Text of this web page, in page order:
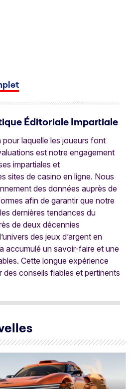
Éditoriale Impartiale
pour laquelle les joueurs font
est notre engagement
impartiales et
sites de casino en ligne. Nous
des données auprès de
afin de garantir que notre
dernières tendances du
de deux décennies
des jeux d’argent en
accumulé un savoir-faire et une
Cette longue expérience
des conseils fiables et pertinents